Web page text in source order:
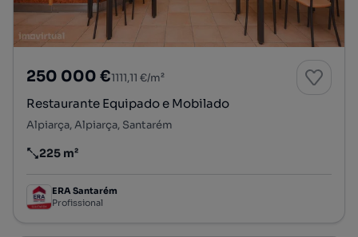
250 000 €1111,11 €/m²
Restaurante Equipado e Mobilado
Alpiarça, Alpiarça, Santarém
Preço por metro quadrado
225 m²
ERA Santarém
Profissional